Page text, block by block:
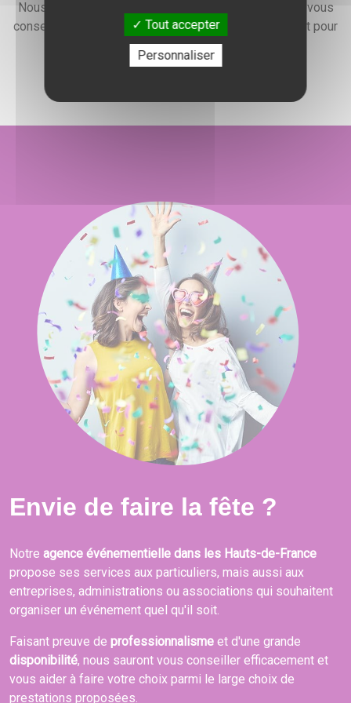
Nous faisons preuve d'une grande disponibilité pour vous
conseiller, vous renseigner et élaborer un devis gratuit pour
l'organisation de votre événement.
Envie de faire la fête ?
Notre agence événementielle dans les Hauts-de-France
propose ses services aux particuliers, mais aussi aux
entreprises, administrations ou associations qui souhaitent
organiser un événement quel qu'il soit.
Faisant preuve de professionnalisme et d'une grande
disponibilité, nous sauront vous conseiller efficacement et
vous aider à faire votre choix parmi le large choix de
prestations proposées.
Tout accepter
Personnaliser